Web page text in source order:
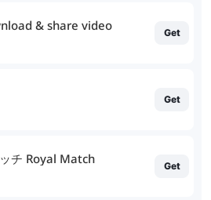
& share video Get
Get
チ Royal Match Get